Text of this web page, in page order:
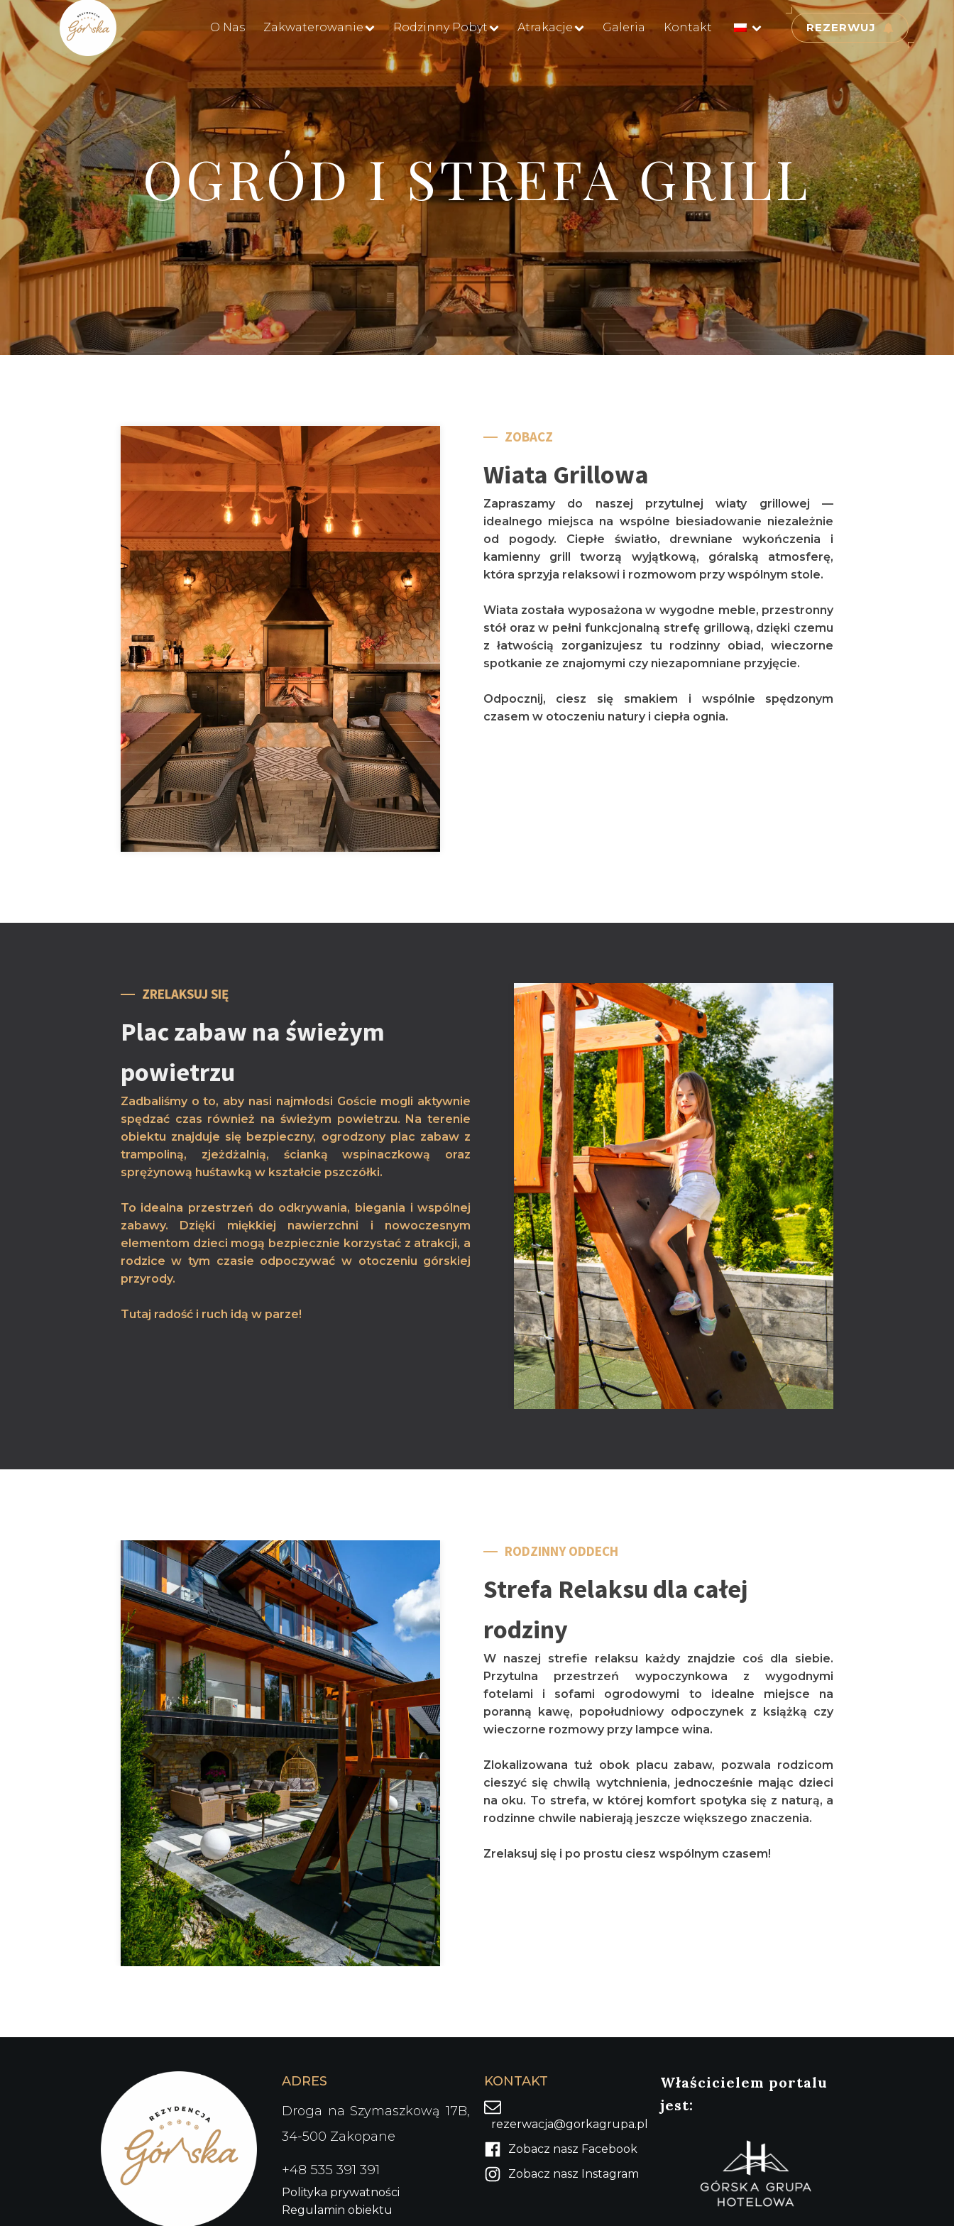
O Nas Zakwaterowanie Rodzinny Pobyt Atrakacje Galeria Kontakt REZERWUJ
OGRÓD I STREFA GRILL
ZOBACZ
Wiata Grillowa
Zapraszamy do naszej przytulnej wiaty grillowej —
idealnego miejsca na wspólne biesiadowanie niezależnie
od pogody. Ciepłe światło, drewniane wykończenia i
kamienny grill tworzą wyjątkową, góralską atmosferę,
która sprzyja relaksowi i rozmowom przy wspólnym stole.
Wiata została wyposażona w wygodne meble, przestronny
stół oraz w pełni funkcjonalną strefę grillową, dzięki czemu
z łatwością zorganizujesz tu rodzinny obiad, wieczorne
spotkanie ze znajomymi czy niezapomniane przyjęcie.
Odpocznij, ciesz się smakiem i wspólnie spędzonym
czasem w otoczeniu natury i ciepła ognia.
ZRELAKSUJ SIĘ
Plac zabaw na świeżym
powietrzu
Zadbaliśmy o to, aby nasi najmłodsi Goście mogli aktywnie
spędzać czas również na świeżym powietrzu. Na terenie
obiektu znajduje się bezpieczny, ogrodzony plac zabaw z
trampoliną, zjeżdżalnią, ścianką wspinaczkową oraz
sprężynową huśtawką w kształcie pszczółki.
To idealna przestrzeń do odkrywania, biegania i wspólnej
zabawy. Dzięki miękkiej nawierzchni i nowoczesnym
elementom dzieci mogą bezpiecznie korzystać z atrakcji, a
rodzice w tym czasie odpoczywać w otoczeniu górskiej
przyrody.
Tutaj radość i ruch idą w parze!
RODZINNY ODDECH
Strefa Relaksu dla całej
rodziny
W naszej strefie relaksu każdy znajdzie coś dla siebie.
Przytulna przestrzeń wypoczynkowa z wygodnymi
fotelami i sofami ogrodowymi to idealne miejsce na
poranną kawę, popołudniowy odpoczynek z książką czy
wieczorne rozmowy przy lampce wina.
Zlokalizowana tuż obok placu zabaw, pozwala rodzicom
cieszyć się chwilą wytchnienia, jednocześnie mając dzieci
na oku. To strefa, w której komfort spotyka się z naturą, a
rodzinne chwile nabierają jeszcze większego znaczenia.
Zrelaksuj się i po prostu ciesz wspólnym czasem!
ADRES
Droga na Szymaszkową 17B,
34-500 Zakopane
+48 535 391 391
Polityka prywatności
Regulamin obiektu
KONTAKT
rezerwacja@gorkagrupa.pl
Zobacz nasz Facebook
Zobacz nasz Instagram
Właścicielem portalu
jest: